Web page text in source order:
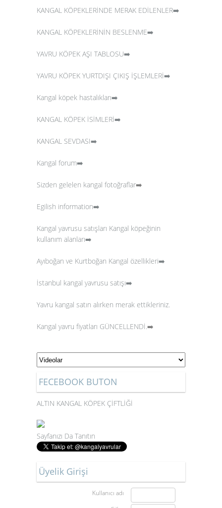
KANGAL KÖPEKLERİNDE MERAK EDİLENLER➡️
KANGAL KÖPEKLERİNİN BESLENME➡️
YAVRU KÖPEK AŞI TABLOSU➡️
YAVRU KÖPEK YURTDIŞI ÇIKIŞ İŞLEMLERİ➡️
Kangal köpek hastalıkları➡️
KANGAL KÖPEK İSİMLERİ➡️
KANGAL SEVDASI➡️
Kangal forum➡️
Sizden gelelen kangal fotoğraflar➡️
Egilish information➡️
Kangal yavrusu satışları Kangal köpeğinin
kullanım alanları➡️
Ayıboğan ve Kurtboğan Kangal özellikleri➡️
İstanbul kangal yavrusu satışı➡️
Yavru kangal satın alırken merak ettikleriniz.
Kangal yavru fiyatları GÜNCELLENDİ.➡️
FECEBOOK BUTON
ALTIN KANGAL KÖPEK ÇİFTLİĞİ
Sayfanızı Da Tanıtın
Üyelik Girişi
Kullanıcı adı